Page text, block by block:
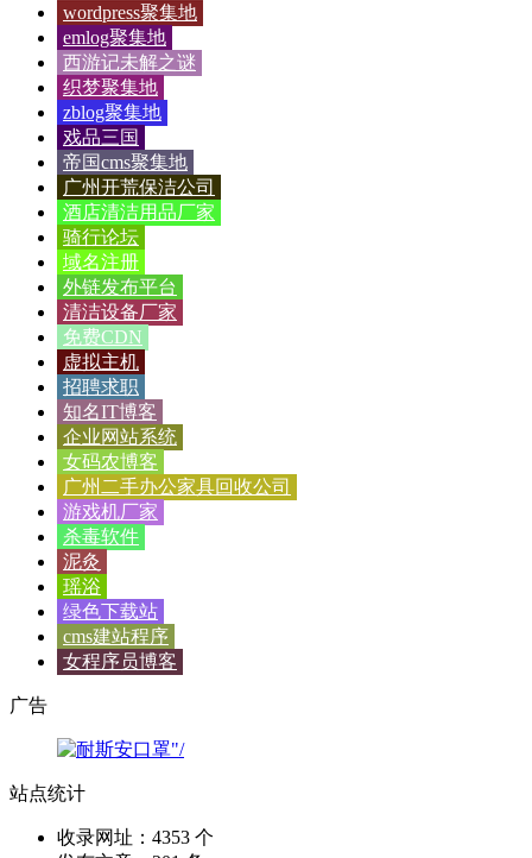
wordpress聚集地
emlog聚集地
西游记未解之谜
织梦聚集地
zblog聚集地
戏品三国
帝国cms聚集地
广州开荒保洁公司
酒店清洁用品厂家
骑行论坛
域名注册
外链发布平台
清洁设备厂家
免费CDN
虚拟主机
招聘求职
知名IT博客
企业网站系统
女码农博客
广州二手办公家具回收公司
游戏机厂家
杀毒软件
泥灸
瑶浴
绿色下载站
cms建站程序
女程序员博客
广告
站点统计
收录网址：4353 个